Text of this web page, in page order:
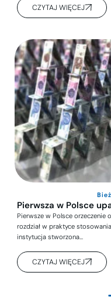
CZYTAJ WIĘCEJ
Pierwsza w Polsce
Pierwsze w Polsce orzeczenie
rozdział w praktyce
instytucja stworzona…
CZYTAJ WIĘCEJ